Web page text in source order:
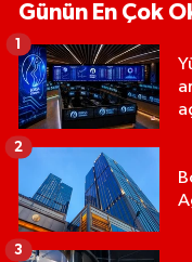
Günün En Çok
1
2
3